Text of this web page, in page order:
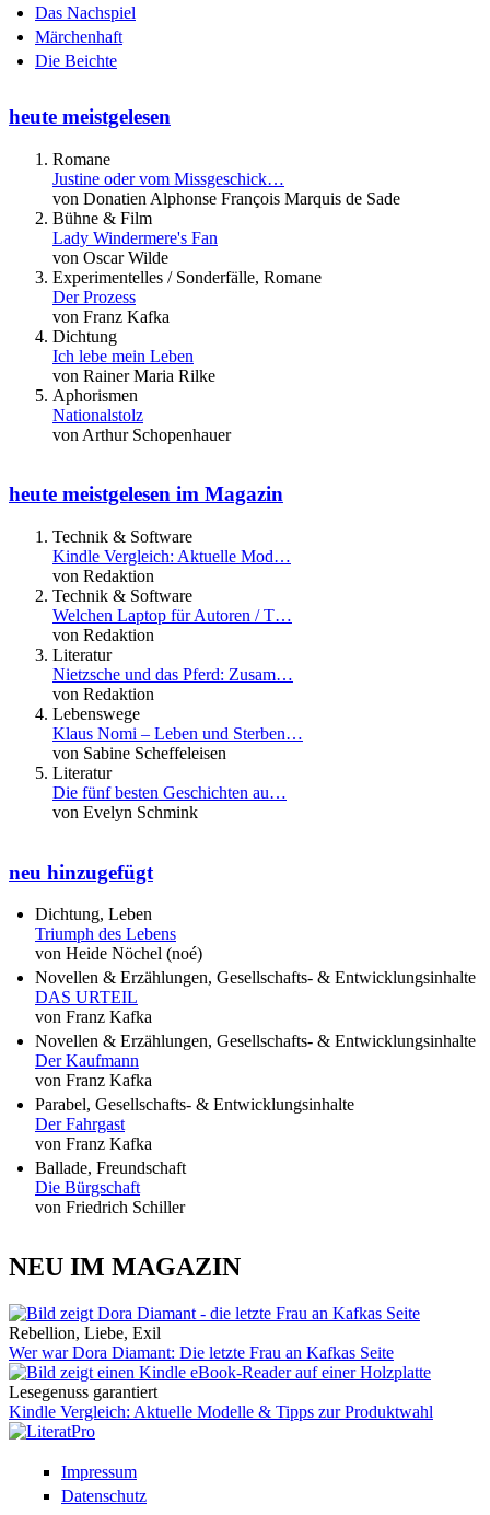
Das Nachspiel
Märchenhaft
Die Beichte
heute meistgelesen
Romane
Justine oder vom Missgeschick…
von Donatien Alphonse François Marquis de Sade
Bühne & Film
Lady Windermere's Fan
von Oscar Wilde
Experimentelles / Sonderfälle, Romane
Der Prozess
von Franz Kafka
Dichtung
Ich lebe mein Leben
von Rainer Maria Rilke
Aphorismen
Nationalstolz
von Arthur Schopenhauer
heute meistgelesen im Magazin
Technik & Software
Kindle Vergleich: Aktuelle Mod…
von Redaktion
Technik & Software
Welchen Laptop für Autoren / T…
von Redaktion
Literatur
Nietzsche und das Pferd: Zusam…
von Redaktion
Lebenswege
Klaus Nomi – Leben und Sterben…
von Sabine Scheffeleisen
Literatur
Die fünf besten Geschichten au…
von Evelyn Schmink
neu hinzugefügt
Dichtung, Leben
Triumph des Lebens
von Heide Nöchel (noé)
Novellen & Erzählungen, Gesellschafts- & Entwicklungsinhalte
DAS URTEIL
von Franz Kafka
Novellen & Erzählungen, Gesellschafts- & Entwicklungsinhalte
Der Kaufmann
von Franz Kafka
Parabel, Gesellschafts- & Entwicklungsinhalte
Der Fahrgast
von Franz Kafka
Ballade, Freundschaft
Die Bürgschaft
von Friedrich Schiller
NEU IM MAGAZIN
Rebellion, Liebe, Exil
Wer war Dora Diamant: Die letzte Frau an Kafkas Seite
Lesegenuss garantiert
Kindle Vergleich: Aktuelle Modelle & Tipps zur Produktwahl
Impressum
Datenschutz